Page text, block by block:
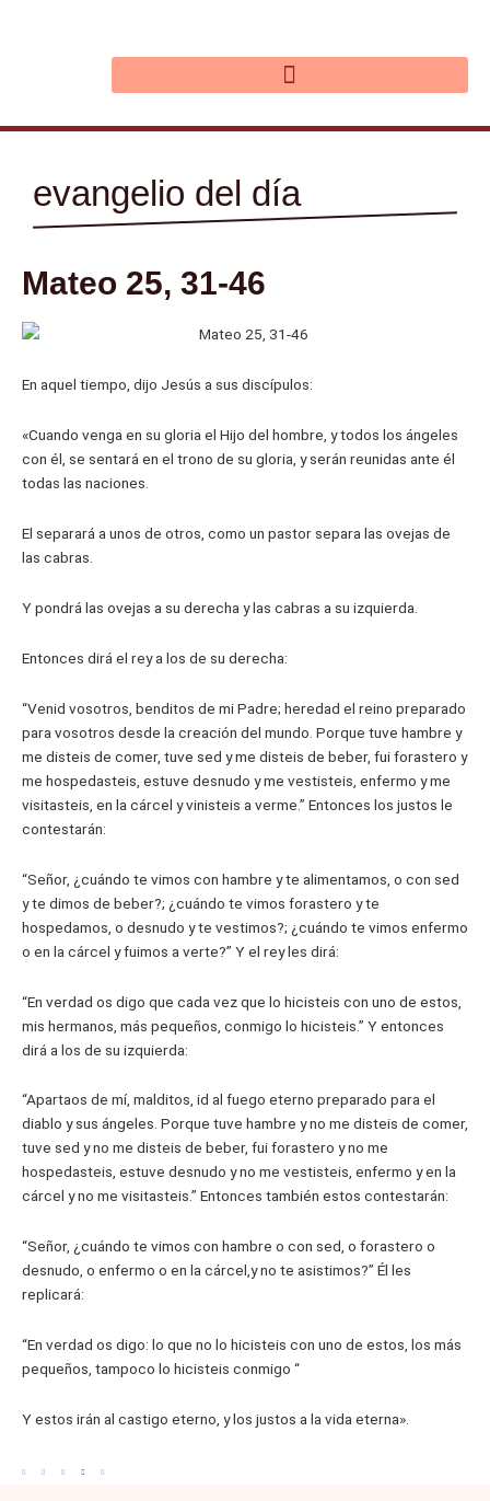
evangelio del día
Mateo 25, 31-46
En aquel tiempo, dijo Jesús a sus discípulos:
«Cuando venga en su gloria el Hijo del hombre, y todos los ángeles
con él, se sentará en el trono de su gloria, y serán reunidas ante él
todas las naciones.
El separará a unos de otros, como un pastor separa las ovejas de
las cabras.
Y pondrá las ovejas a su derecha y las cabras a su izquierda.
Entonces dirá el rey a los de su derecha:
“Venid vosotros, benditos de mi Padre; heredad el reino preparado
para vosotros desde la creación del mundo. Porque tuve hambre y
me disteis de comer, tuve sed y me disteis de beber, fui forastero y
me hospedasteis, estuve desnudo y me vestisteis, enfermo y me
visitasteis, en la cárcel y vinisteis a verme.” Entonces los justos le
contestarán:
“Señor, ¿cuándo te vimos con hambre y te alimentamos, o con sed
y te dimos de beber?; ¿cuándo te vimos forastero y te
hospedamos, o desnudo y te vestimos?; ¿cuándo te vimos enfermo
o en la cárcel y fuimos a verte?” Y el rey les dirá:
“En verdad os digo que cada vez que lo hicisteis con uno de estos,
mis hermanos, más pequeños, conmigo lo hicisteis.” Y entonces
dirá a los de su izquierda:
“Apartaos de mí, malditos, id al fuego eterno preparado para el
diablo y sus ángeles. Porque tuve hambre y no me disteis de comer,
tuve sed y no me disteis de beber, fui forastero y no me
hospedasteis, estuve desnudo y no me vestisteis, enfermo y en la
cárcel y no me visitasteis.” Entonces también estos contestarán:
“Señor, ¿cuándo te vimos con hambre o con sed, o forastero o
desnudo, o enfermo o en la cárcel,y no te asistimos?” Él les
replicará:
“En verdad os digo: lo que no lo hicisteis con uno de estos, los más
pequeños, tampoco lo hicisteis conmigo “
Y estos irán al castigo eterno, y los justos a la vida eterna».